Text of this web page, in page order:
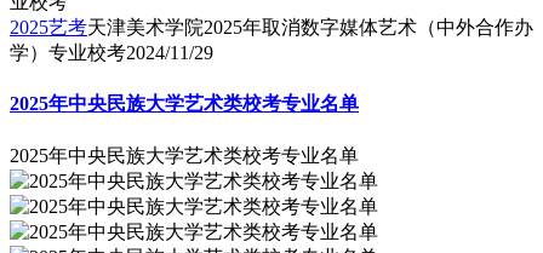
2025艺考天津美术学院2025年取消数字媒体艺术（中外合作办
学）专业校考2024/11/29
2025年中央民族大学艺术类校考专业名单
2025年中央民族大学艺术类校考专业名单